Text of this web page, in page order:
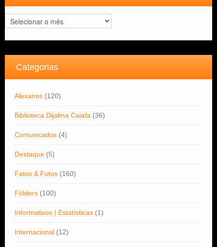
Arquivos
Categorias
Alexanos (120)
Biblioteca Dijalma Caiafa (36)
Comunicados (4)
Destaque (5)
Fatos & Fotos (160)
Fôlders (100)
Informativos | Estatísticas (1)
Internacional (12)